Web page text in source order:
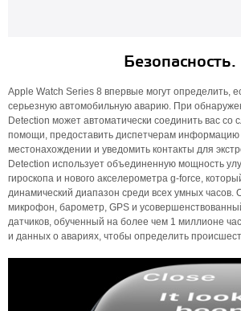
Безопасность.
Apple Watch Series 8 впервые могут определить,
серьезную автомобильную аварию. При
Detection может автоматически соединить вас со
помощи, предоставить диспетчерам
местонахождении и уведомить контакты для
Detection использует объединенную мощность
гироскопа и нового акселерометра g-force,
динамический диапазон среди всех умных часов.
микрофон, барометр, GPS и
датчиков, обученный на более чем 1 миллионе
и данных о авариях, чтобы определить